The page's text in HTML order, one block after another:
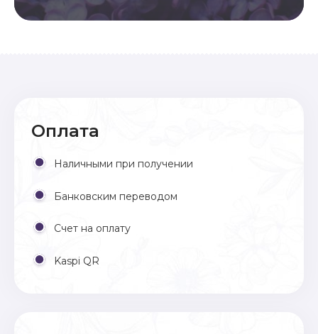
Оплата
Наличными при получении
Банковским переводом
Счет на оплату
Kaspi QR